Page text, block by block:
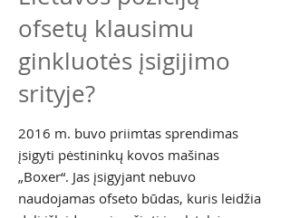
ofsetų klausimu
ginkluotės įsigijimo
srityje?
2016 m. buvo priimtas sprendimas
įsigyti pėstininkų kovos mašinas
„Boxer“. Jas įsigyjant nebuvo
naudojamas ofseto būdas, kuris leidžia